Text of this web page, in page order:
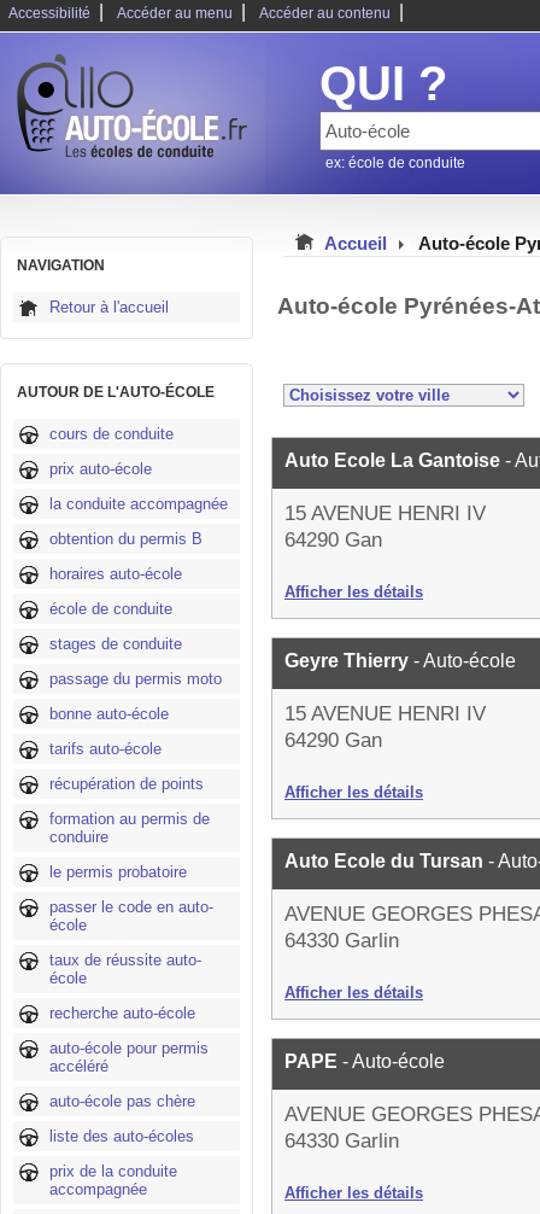
Accessibilité Accéder au menu Accéder au contenu
QUI ?
ex: école de conduite
NAVIGATION
Retour à l'accueil
AUTOUR DE L'AUTO-ÉCOLE
cours de conduite
prix auto-école
la conduite accompagnée
obtention du permis B
horaires auto-école
école de conduite
stages de conduite
passage du permis moto
bonne auto-école
tarifs auto-école
récupération de points
formation au permis de
conduire
le permis probatoire
passer le code en auto-
école
taux de réussite auto-
école
recherche auto-école
auto-école pour permis
accéléré
auto-école pas chère
liste des auto-écoles
prix de la conduite
accompagnée
Accueil Auto-école
Auto-école Pyrénées-
Auto Ecole La Gantoise -
15 AVENUE HENRI IV
64290 Gan
Afficher les détails
Geyre Thierry - Auto-école
15 AVENUE HENRI IV
64290 Gan
Afficher les détails
Auto Ecole du Tursan -
AVENUE GEORGES
64330 Garlin
Afficher les détails
PAPE - Auto-école
AVENUE GEORGES
64330 Garlin
Afficher les détails